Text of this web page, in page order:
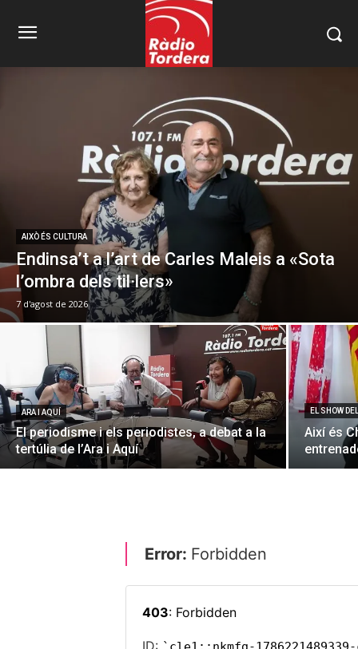
AIXÒ ÉS CULTURA
Endinsa’t a l’art de Carles Maleis a «Sota
l’ombra dels til·lers»
7 d'agost de 2026
ARA I AQUÍ
El periodisme i els periodistes, a debat a la
tertúlia de l’Ara i Aquí
EL SHOW
Així és